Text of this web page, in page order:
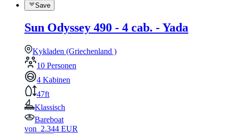
Save
Sun Odyssey 490 - 4 cab. - Yada
Kykladen (Griechenland )
10 Personen
4 Kabinen
47ft
Klassisch
Bareboat
von 2.344 EUR